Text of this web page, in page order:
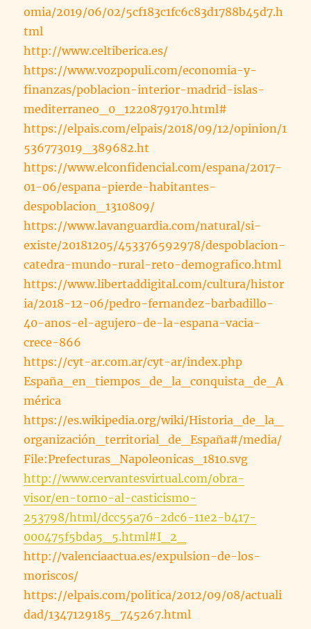
omia/2019/06/02/5cf183c1fc6c83d1788b45d7.h
tml
http://www.celtiberica.es/
https://www.vozpopuli.com/economia-y-
finanzas/poblacion-interior-madrid-islas-
mediterraneo_0_1220879170.html#
https://elpais.com/elpais/2018/09/12/opinion/1
536773019_389682.ht
https://www.elconfidencial.com/espana/2017-
01-06/espana-pierde-habitantes-
despoblacion_1310809/
https://www.lavanguardia.com/natural/si-
existe/20181205/453376592978/despoblacion-
catedra-mundo-rural-reto-demografico.html
https://www.libertaddigital.com/cultura/histor
ia/2018-12-06/pedro-fernandez-barbadillo-
40-anos-el-agujero-de-la-espana-vacia-
crece-866
https://cyt-ar.com.ar/cyt-ar/index.php
España_en_tiempos_de_la_conquista_de_A
mérica
https://es.wikipedia.org/wiki/Historia_de_la_
organización_territorial_de_España#/media/
File:Prefecturas_Napoleonicas_1810.svg
http://www.cervantesvirtual.com/obra-
visor/en-torno-al-casticismo-
253798/html/dcc55a76-2dc6-11e2-b417-
000475f5bda5_5.html#I_2_
http://valenciaactua.es/expulsion-de-los-
moriscos/
https://elpais.com/politica/2012/09/08/actuali
dad/1347129185_745267.html